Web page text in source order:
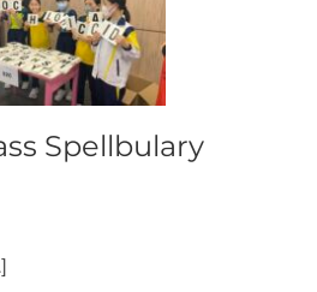
Spellbulary